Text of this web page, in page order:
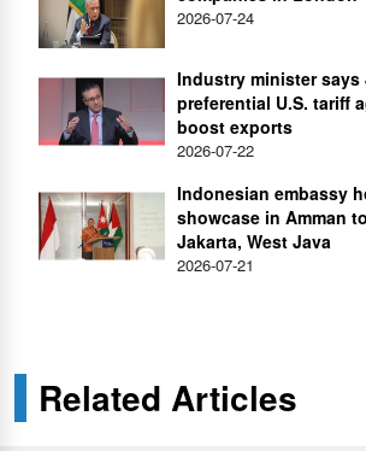
2026-07-24
Industry minister says
preferential U.S. tariff
boost exports
2026-07-22
Indonesian embassy
showcase in Amman
Jakarta, West Java
2026-07-21
Related Articles